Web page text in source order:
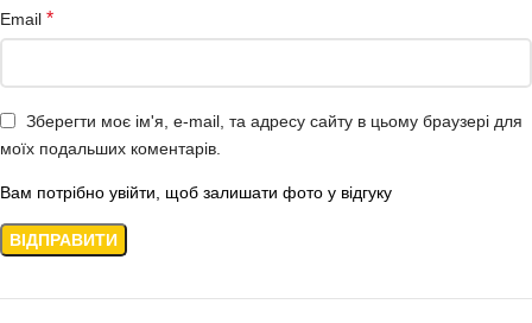
Email *
Зберегти моє ім'я, e-mail, та адресу сайту в цьому браузері для
моїх подальших коментарів.
Вам потрібно увійти, щоб залишати фото у відгуку